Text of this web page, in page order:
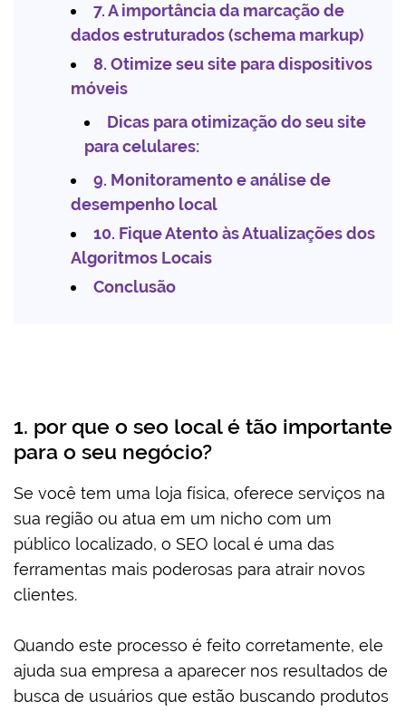
7. A importância da marcação de
dados estruturados (schema markup)
8. Otimize seu site para dispositivos
móveis
Dicas para otimização do seu site
para celulares:
9. Monitoramento e análise de
desempenho local
10. Fique Atento às Atualizações dos
Algoritmos Locais
Conclusão
1. por que o seo local é tão importante
para o seu negócio?
Se você tem uma loja física, oferece serviços na
sua região ou atua em um nicho com um
público localizado, o SEO local é uma das
ferramentas mais poderosas para atrair novos
clientes.
Quando este processo é feito corretamente, ele
ajuda sua empresa a aparecer nos resultados de
busca de usuários que estão buscando produtos